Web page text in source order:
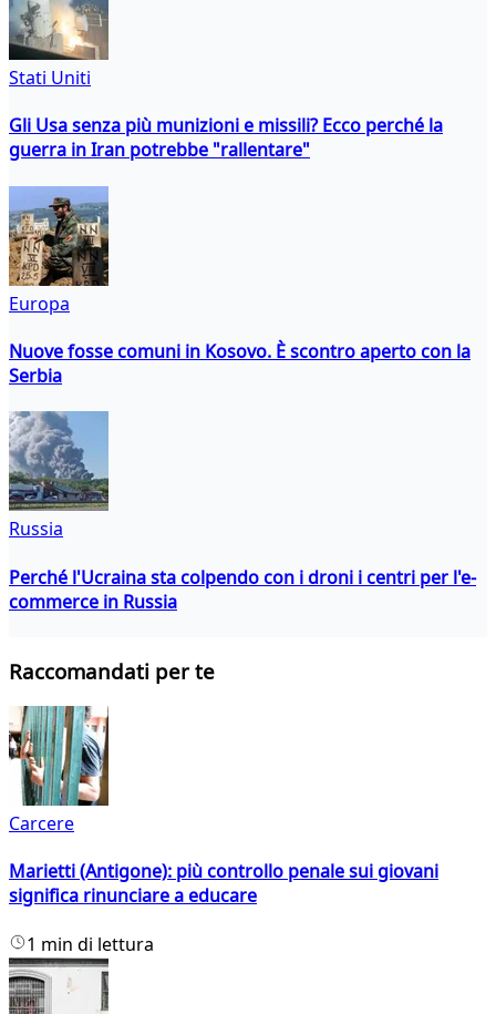
Stati Uniti
Gli Usa senza più munizioni e missili? Ecco perché la
guerra in Iran potrebbe "rallentare"
Europa
Nuove fosse comuni in Kosovo. È scontro aperto con la
Serbia
Russia
Perché l'Ucraina sta colpendo con i droni i centri per l'e-
commerce in Russia
Raccomandati per te
Carcere
Marietti (Antigone): più controllo penale sui giovani
significa rinunciare a educare
1 min di lettura